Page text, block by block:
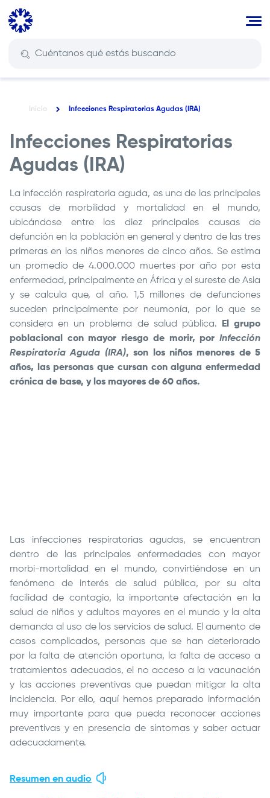
Pasar
principal
navegación
Inicio Infecciones Respiratorias Agudas (IRA)
Infecciones Respiratorias
Agudas (IRA)
La infección respiratoria aguda, es una de las principales
causas de morbilidad y mortalidad en el mundo,
ubicándose entre las diez principales causas de
defunción en la población en general y dentro de las tres
primeras en los niños menores de cinco años. Se estima
un promedio de 4.000.000 muertes por año por esta
enfermedad, principalmente en África y el sureste de Asia
y se calcula que, al año. 1,5 millones de defunciones
suceden principalmente por neumonía, por lo que se
considera en un problema de salud pública.
El grupo
poblacional con mayor riesgo de morir, por Infección
Respiratoria Aguda (IRA), son los niños menores de 5
años,
las personas que cursan con alguna enfermedad
crónica de base, y los mayores de 60 años.
Las infecciones respiratorias agudas, se encuentran
dentro de las principales enfermedades con mayor
morbi-mortalidad en el mundo, convirtiéndose en un
fenómeno de interés de salud pública, por su alta
facilidad de contagio, la importante afectación en la
salud de niños y adultos mayores en el mundo y la alta
demanda al uso de los servicios de salud. El aumento de
casos complicados, personas que se han deteriorado
por la falta de atención oportuna, la falta de acceso a
tratamientos adecuados, el no acceso a la vacunación
y las acciones preventivas que puedan mitigar la alta
incidencia. Por ello, aquí hemos preparado información
muy importante para que pueda reconocer acciones
preventivas y en presencia de síntomas y saber actuar
adecuadamente.
Resumen en audio